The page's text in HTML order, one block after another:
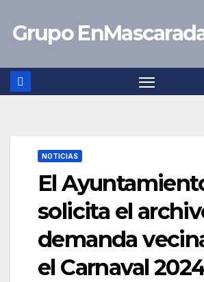
Grupo
NOTICIAS
El
solicita el
demanda
el Carnaval